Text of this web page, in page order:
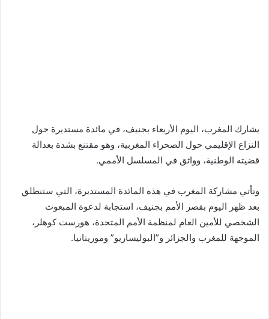
يشارك المغرب، اليوم الأربعاء بجنيف، في مائدة مستديرة حول
النزاع الإقليمي حول الصحراء المغربية، وهو مقتنع بشدة بعدالة
قضيته الوطنية، وواثق في المسلسل الأممي.
وتأتي مشاركة المغرب في هذه المائدة المستديرة، التي ستنطلق
بعد ظهر اليوم بقصر الأمم بجنيف، استجابة لدعوة المبعوث
الشخصي للأمين العام لمنظمة الأمم المتحدة، هورست كوهلر،
الموجهة للمغرب والجزائر و”البوليساريو” وموريتانيا.